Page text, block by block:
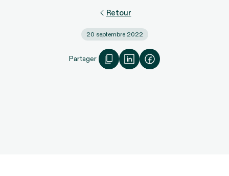
Retour
20 septembre 2022
Partager